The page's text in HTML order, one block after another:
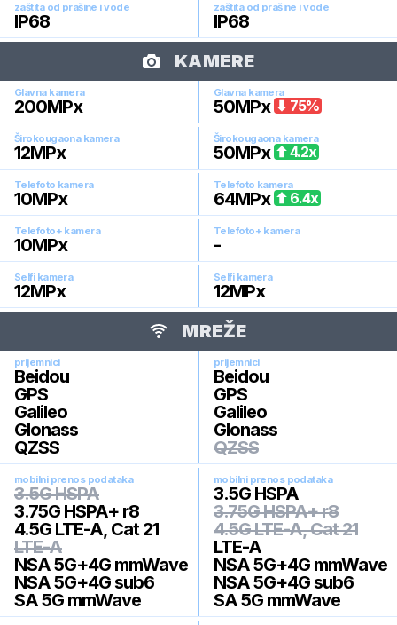
zaštita od prašine i vode
IP68
zaštita od prašine i vode
IP68
KAMERE
Glavna kamera
200MPx
Glavna kamera
50MPx 75%
Širokougaona kamera
12MPx
Širokougaona kamera
50MPx 4.2x
Telefoto kamera
10MPx
Telefoto kamera
64MPx 6.4x
Telefoto+ kamera
10MPx
Telefoto+ kamera
-
Selfi kamera
12MPx
Selfi kamera
12MPx
MREŽE
prijemnici
Beidou
GPS
Galileo
Glonass
QZSS
prijemnici
Beidou
GPS
Galileo
Glonass
QZSS
mobilni prenos podataka
3.5G HSPA
3.75G HSPA+ r8
4.5G LTE-A, Cat 21
LTE-A
NSA 5G+4G mmWave
NSA 5G+4G sub6
SA 5G mmWave
mobilni prenos podataka
3.5G HSPA
3.75G HSPA+ r8
4.5G LTE-A, Cat 21
LTE-A
NSA 5G+4G mmWave
NSA 5G+4G sub6
SA 5G mmWave